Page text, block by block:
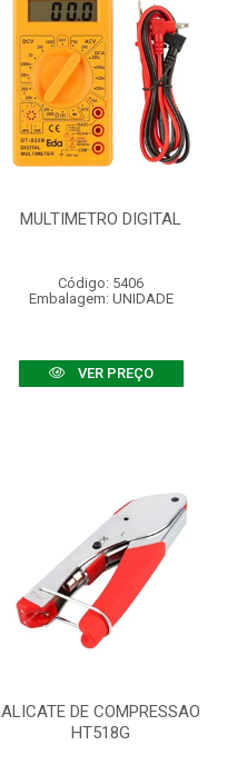
MULTIMETRO DIGITAL
Código: 5406
Embalagem: UNIDADE
VER PREÇO
ALICATE DE COMPRESSAO
HT518G